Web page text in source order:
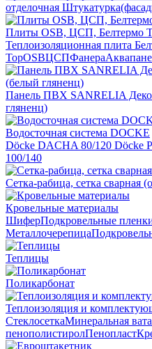
отделочная
Плиты OSB, ЦСП, Белтермо
Теплоизоляционная плита
TopOSBЦСПФанера
Панель ПВХ SANRELIA
гляненц)
Водосточная система DOCKE
Döсkе DACHA 80/120 Döcke
100/140
Сетка-рабица, сетка сварная
Кровельные материалы
ШиферПодкровельные
Металлочерепица
Теплицы
Поликарбонат
Теплоизоляция и
СтеклосеткаМинеральная вата
пенополистиролПенопласт